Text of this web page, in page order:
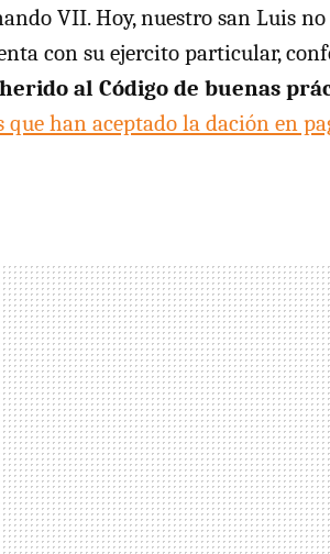
VII. Hoy, nuestro san Luis
con su ejercito particular,
al Código de buenas
que han aceptado la dación en